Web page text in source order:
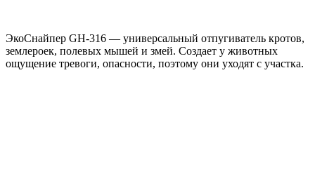
ЭкоСнайпер GH-316 — универсальный отпугиватель кротов,
землероек, полевых мышей и змей. Создает у животных
ощущение тревоги, опасности, поэтому они уходят с участка.